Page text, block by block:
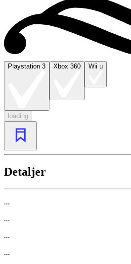
Playstation 3 Xbox 360 Wii u
loading
Detaljer
...
...
...
...